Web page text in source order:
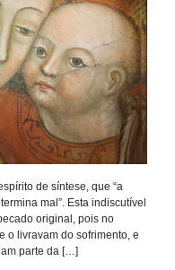
de síntese, que “a
mal”. Esta indiscutível
original, pois no
o livravam do sofrimento, e
parte da […]